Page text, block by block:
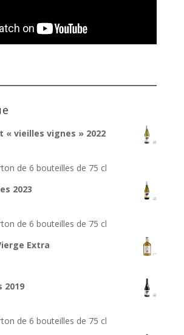
« vieilles vignes » 2022
de 6 bouteilles de 75 cl
2023
de 6 bouteilles de 75 cl
Extra
2019
de 6 bouteilles de 75 cl